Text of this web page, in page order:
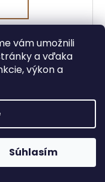
vám umožnili
a vďaka
výkon a
Súhlasím